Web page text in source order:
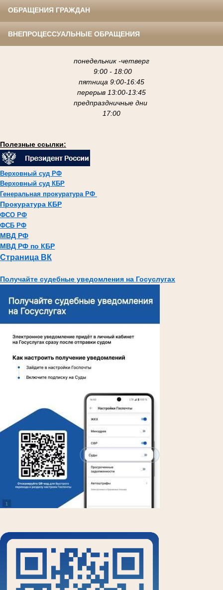
ОБРАЩЕНИЯ ГРАЖДАН
ВНЕПРОЦЕССУАЛЬНЫЕ ОБРАЩЕНИЯ
понедельник -четверг
9:00 - 18:00
пятница 9:00-16:45
перерыв 13:00-13:45
предпраздничные дни
17:00
Полезные ссылки:
Верховный суд РФ
Верховный суд КБР
Генеральная прокуратура РФ
Прокуратура КБР
ФСО РФ
ФСБ РФ
МВД РФ
МВД РФ по КБР
Страница ВК
Получайте судебные уведомления на Госуслугах